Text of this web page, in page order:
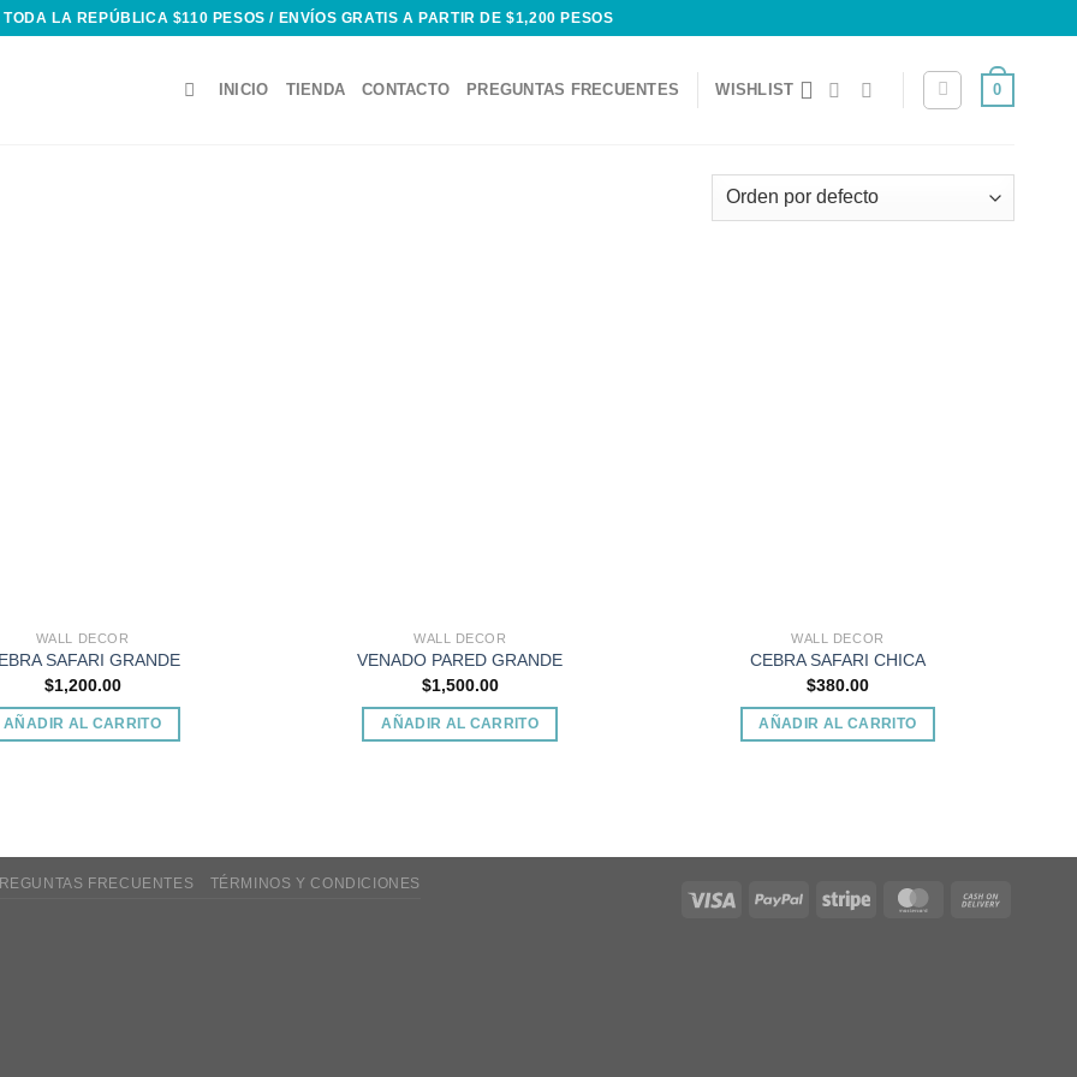
TODA LA REPÚBLICA $110 PESOS / ENVÍOS GRATIS A PARTIR DE $1,200 PESOS
INICIO TIENDA CONTACTO PREGUNTAS FRECUENTES WISHLIST 0
WALL DECOR
SAFARI GRANDE
$1,200.00
AÑADIR AL CARRITO
WALL DECOR
VENADO PARED GRANDE
$1,500.00
AÑADIR AL CARRITO
WALL DECOR
CEBRA SAFARI CHICA
$380.00
AÑADIR AL CARRITO
FRECUENTES TÉRMINOS Y CONDICIONES